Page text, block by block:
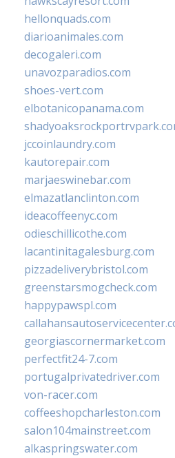
hellonquads.com
diarioanimales.com
decogaleri.com
unavozparadios.com
shoes-vert.com
elbotanicopanama.com
jccoinlaundry.com
kautorepair.com
marjaeswinebar.com
elmazatlanclinton.com
ideacoffeenyc.com
odieschillicothe.com
lacantinitagalesburg.com
pizzadeliverybristol.com
greenstarsmogcheck.com
happypawspl.com
georgiascornermarket.com
perfectfit24-7.com
portugalprivatedriver.com
von-racer.com
coffeeshopcharleston.com
salon104mainstreet.com
alkaspringswater.com